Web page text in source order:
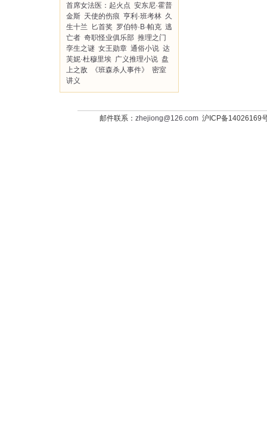
首席女法医：起火点 安东尼·霍普
金斯 天使的伤痕 亨利·班考林 久
生十兰
匕首奖 罗伯特·B·帕克 逃
亡者 奇职怪业俱乐部 推理之门
孪生之谜 女王勋章 通俗小说 达
芙妮·杜穆里埃 广义推理小说 盘
上之敌
《班森杀人事件》
密室
讲义
邮件联系： zhejiong@126.com沪ICP备14026169